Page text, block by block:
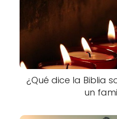
¿Qué dice la Biblia
un